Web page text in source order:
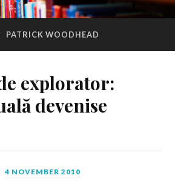
PATRICK WOODHEAD
explorator:
devenise
4 NOVEMBER 2010